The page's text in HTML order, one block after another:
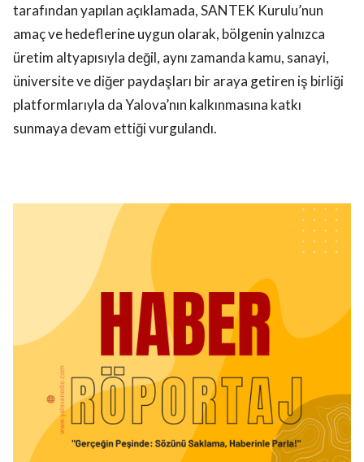
tarafından yapılan açıklamada, SANTEK Kurulu’nun
amaç ve hedeflerine uygun olarak, bölgenin yalnızca
üretim altyapısıyla değil, aynı zamanda kamu, sanayi,
üniversite ve diğer paydaşları bir araya getiren iş birliği
platformlarıyla da Yalova’nın kalkınmasına katkı
sunmaya devam ettiği vurgulandı.